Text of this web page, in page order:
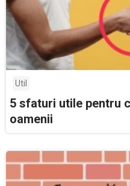
Util
5 sfaturi utile pentru
oamenii